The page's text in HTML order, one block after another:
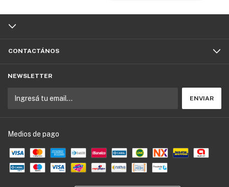
CONTACTÁNOS
NEWSLETTER
Medios de pago